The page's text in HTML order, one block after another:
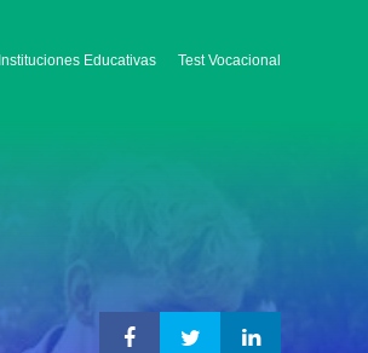
Instituciones Educativas Test Vocacional